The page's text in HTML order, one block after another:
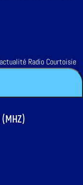
Radio Courtoisie
(MHZ)